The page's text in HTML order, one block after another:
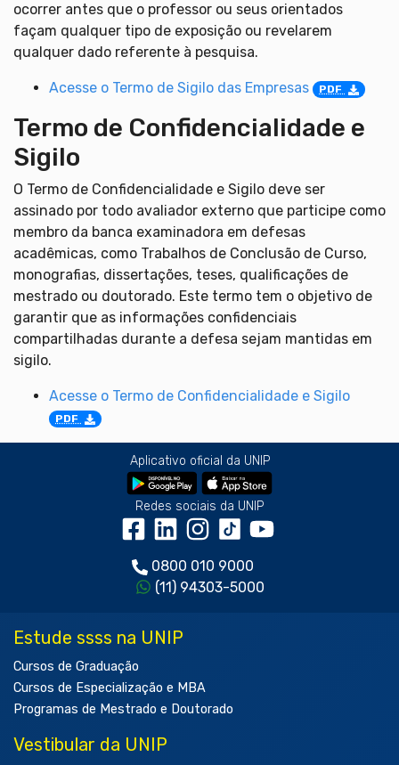
ocorrer antes que o professor ou seus orientados
façam qualquer tipo de exposição ou revelarem
qualquer dado referente à pesquisa.
Acesse o Termo de Sigilo das Empresas PDF
Termo de Confidencialidade e
Sigilo
O Termo de Confidencialidade e Sigilo deve ser
assinado por todo avaliador externo que participe como
membro da banca examinadora em defesas
acadêmicas, como Trabalhos de Conclusão de Curso,
monografias, dissertações, teses, qualificações de
mestrado ou doutorado. Este termo tem o objetivo de
garantir que as informações confidenciais
compartilhadas durante a defesa sejam mantidas em
sigilo.
Acesse o Termo de Confidencialidade e Sigilo
PDF
Aplicativo oficial da UNIP
Redes sociais da UNIP
0800 010 9000
(11) 94303-5000
Estude ssss na UNIP
Cursos de Graduação
Cursos de Especialização e MBA
Programas de Mestrado e Doutorado
Vestibular da UNIP